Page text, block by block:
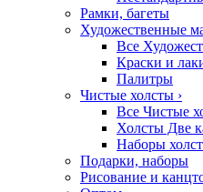
Рамки, багеты
Художественные
Все
Краски и
Палитры
Чистые холсты ›
Все Чистые
Холсты Две
Наборы
Подарки, наборы
Рисование и